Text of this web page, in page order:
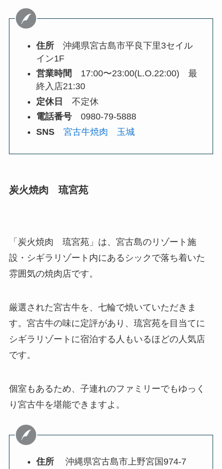
住所沖縄県宮古島市平良下里3セイル
イン1F
営業時間 17:00〜23:00(L.O.22:00) 最
終入店21:30
定休日
不定休
電話番号0980-79-5888
SNS
宮古牛焼肉 玉城
炭火焼肉 琉宮苑
「炭火焼肉 琉宮苑」は、宮古島のリゾート施
設・シギラリゾート内にあるシックで落ち着いた
雰囲気の焼肉店です。
厳選された宮古牛を、七輪で焼いていただきま
す。宮古牛の味に定評があり、琉宮苑を目当てに
シギラリゾートに宿泊する人もいるほどの人気店
です。
個室もあるため、子連れのファミリーでもゆっく
り宮古牛を堪能できますよ。
住所沖縄県宮古島市上野宮国974-7